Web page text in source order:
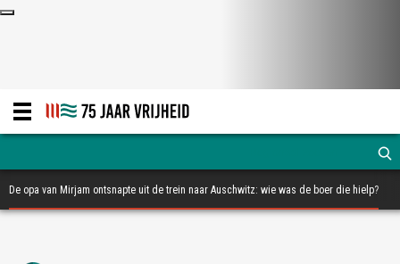
De opa van Mirjam ontsnapte uit de trein naar Auschwitz: wie was de boer die hielp?